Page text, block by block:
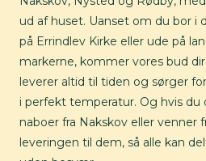
ud af huset. Uanset om du bor
på Errindlev Kirke eller ude på
markerne, kommer vores bud
leverer altid til tiden og sørger
i perfekt temperatur. Og hvis
naboer fra Nakskov eller venner
leveringen til dem, så alle kan